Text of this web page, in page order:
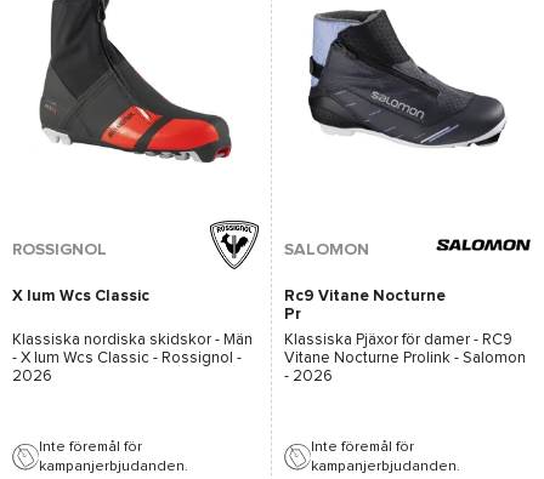
ROSSIGNOL
X Ium Wcs Classic
Klassiska nordiska skidskor - Män
- X Ium Wcs Classic - Rossignol -
2026
Inte föremål för
kampanjerbjudanden.
SALOMON
Rc9 Vitane Nocturne
Pr
Klassiska Pjäxor för damer - RC9
Vitane Nocturne Prolink - Salomon
- 2026
Inte föremål för
kampanjerbjudanden.